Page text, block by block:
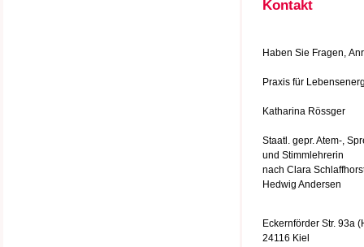
Kontakt
Haben Sie Fragen,
Praxis für
Katharina Rössger
Staatl. gepr. Atem-,
und Stimmlehrerin
nach Clara
Hedwig Andersen
Eckernförder Str. 93a
24116 Kiel